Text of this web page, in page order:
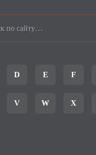
D E F
V W X